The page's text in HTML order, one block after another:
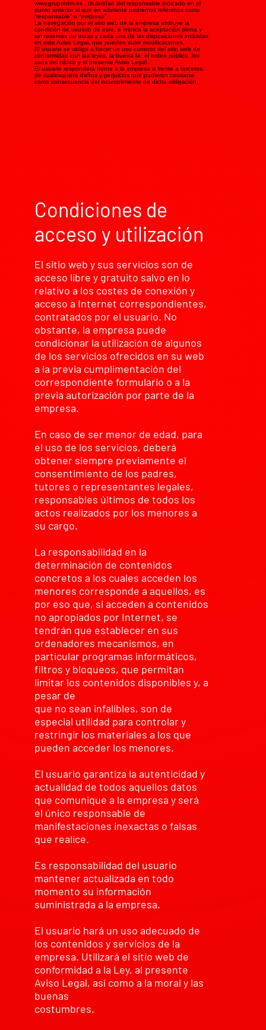
www.grupotdm.es , titularidad del responsable indicado en el
punto anterior al que en adelante podremos referirnos como
“responsable” o “empresa”.
La navegación por el sitio web de la empresa atribuye la
condición de usuario de este, e implica la aceptación plena y
sin reservas de todas y cada una de las disposiciones incluidas
en este Aviso Legal, que pueden sufrir modificaciones.
El usuario se obliga a hacer un uso correcto del sitio web de
conformidad con las leyes, la buena fe, el orden público, los
usos del tráfico y el presente Aviso Legal.
El usuario responderá frente a la empresa o frente a terceros,
de cualesquiera daños y perjuicios que pudieran causarse
como consecuencia del incumplimiento de dicha obligación.
Condiciones de
acceso y utilización
El sitio web y sus servicios son de
acceso libre y gratuito salvo en lo
relativo a los costes de conexión y
acceso a Internet correspondientes,
contratados por el usuario. No
obstante, la empresa puede
condicionar la utilización de algunos
de los servicios ofrecidos en su web
a la previa cumplimentación del
correspondiente formulario o a la
previa autorización por parte de la
empresa.
En caso de ser menor de edad, para
el uso de los servicios, deberá
obtener siempre previamente el
consentimiento de los padres,
tutores o representantes legales,
responsables últimos de todos los
actos realizados por los menores a
su cargo.
La responsabilidad en la
determinación de contenidos
concretos a los cuales acceden los
menores corresponde a aquellos, es
por eso que, si acceden a contenidos
no apropiados por Internet, se
tendrán que establecer en sus
ordenadores mecanismos, en
particular programas informáticos,
filtros y bloqueos, que permitan
limitar los contenidos disponibles y, a
pesar de
que no sean infalibles, son de
especial utilidad para controlar y
restringir los materiales a los que
pueden acceder los menores.
El usuario garantiza la autenticidad y
actualidad de todos aquellos datos
que comunique a la empresa y será
el único responsable de
manifestaciones inexactas o falsas
que realice.
Es responsabilidad del usuario
mantener actualizada en todo
momento su información
suministrada a la empresa.
El usuario hará un uso adecuado de
los contenidos y servicios de la
empresa. Utilizará el sitio web de
conformidad a la Ley, al presente
Aviso Legal, así como a la moral y las
buenas
costumbres.